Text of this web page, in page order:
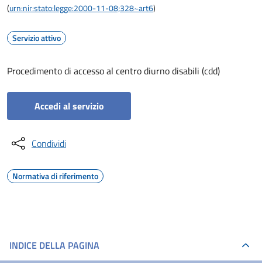
(urn:nir:stato:legge:2000-11-08;328~art6)
Servizio attivo
Procedimento di accesso al centro diurno disabili (cdd)
Accedi al servizio
Condividi
Normativa di riferimento
INDICE DELLA PAGINA